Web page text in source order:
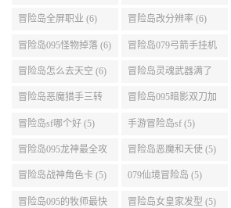
么选 (6)
冒险岛全屏职业 (6) 冒险岛改分辨率 (6)
冒险岛095怪物掉落 (6) 冒险岛079弓箭手挂机
升级的地方 (6)
冒险岛怎么去天空 (6) 冒险岛灵魂武器满了
(6)
冒险岛恶魔猎手三转
技能加点顺序 (5)
冒险岛095暗影双刀加
点 (5)
冒险岛sf哪个好 (5) 手游冒险岛sf (5)
冒险岛095龙神最全攻
略 (5)
冒险岛恶魔和天使 (5)
冒险岛战神角色卡 (5) 079仙境冒险岛 (5)
冒险岛095的牧师最快 冒险岛女皇家发型 (5)